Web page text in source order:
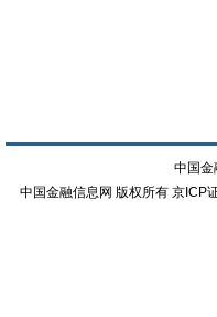
中国
中国金融信息网 版权所有 京ICP